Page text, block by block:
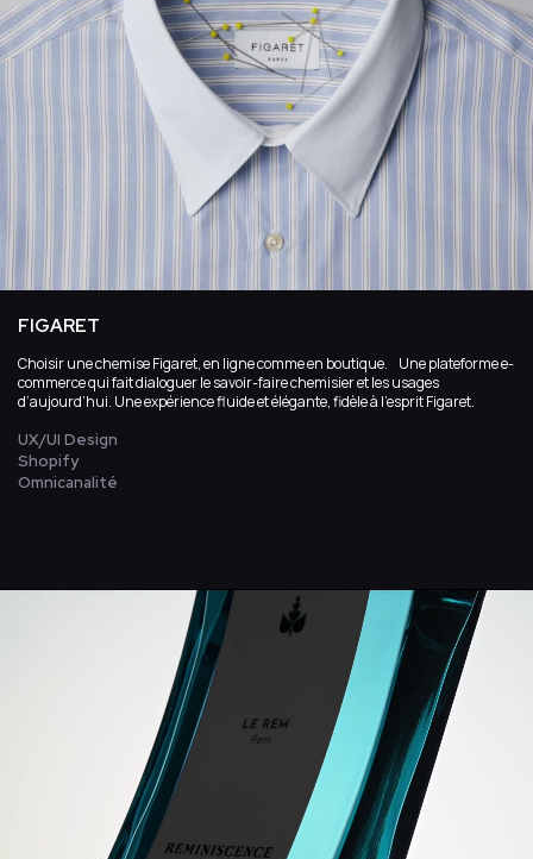
FIGARET
Choisir une chemise Figaret, en ligne comme en boutique. Une plateforme e-
commerce qui fait dialoguer le savoir-faire chemisier et les usages
d’aujourd’hui. Une expérience fluide et élégante, fidèle à l’esprit Figaret.
UX/UI Design
Shopify
Omnicanalité